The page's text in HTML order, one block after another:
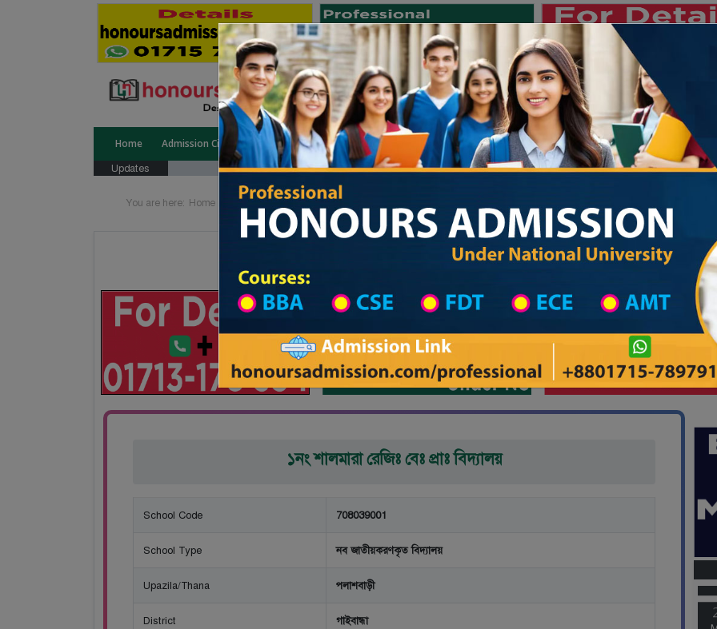
Home Admission Circular Public University Private University International University University College
Updates জাতীয় বিশ্ববিদ্যালয় ২০২৫-২৬
You are here: Home School Category Division List
Private University Admission
১নং শালমারা রেজিঃ বেঃ প্রাঃ বিদ্যালয়
School Code 708039001
School Type নব জাতীয়করণকৃত বিদ্যালয়
Upazila/Thana পলাশবাড়ী
District গাইবান্ধা